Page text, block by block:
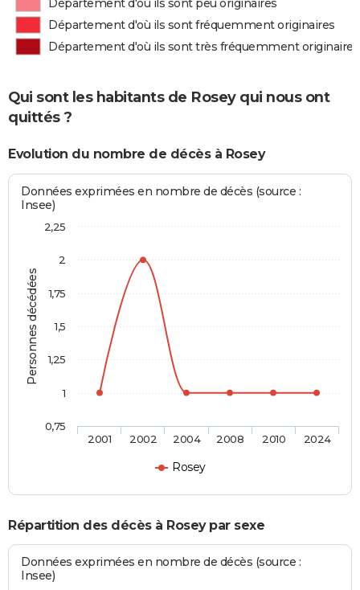
Département d'où ils sont peu originaires
Département d'où ils sont fréquemment originaires
Département d'où ils sont très fréquemment originaires
Qui sont les habitants de Rosey qui nous ont
quittés ?
Evolution du nombre de décès à Rosey
Personnes décédées
Données exprimées en nombre de décès (source :
Insee)
Rosey
2001 2002 2004 2008 2010 2024
0,75
1
1,25
1,5
1,75
2
2,25
Répartition des décès à Rosey par sexe
Données exprimées en nombre de décès (source :
Insee)